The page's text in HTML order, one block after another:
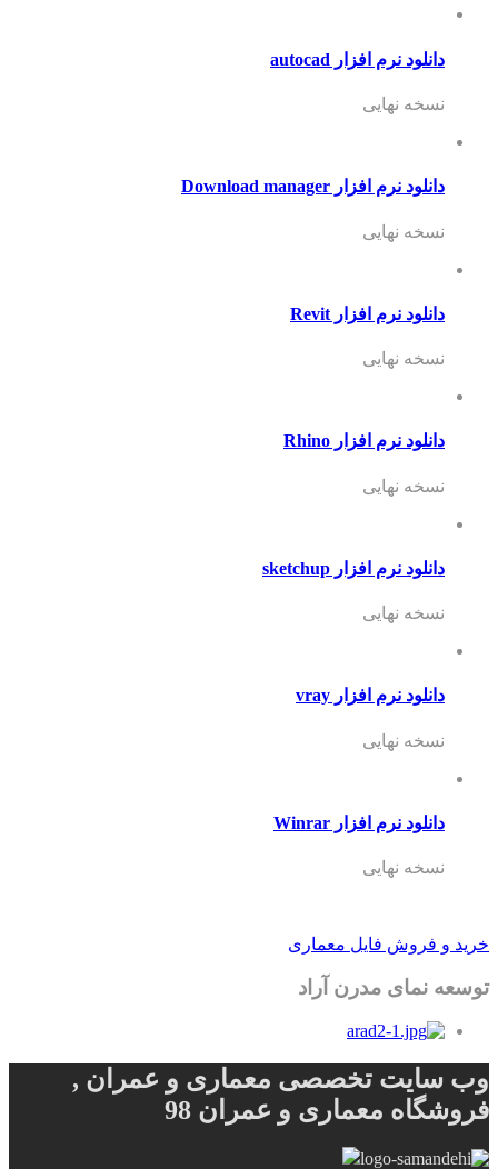
دانلود نرم افزار autocad
نسخه نهایی
دانلود نرم افزار Download manager
نسخه نهایی
دانلود نرم افزار Revit
نسخه نهایی
دانلود نرم افزار Rhino
نسخه نهایی
دانلود نرم افزار sketchup
نسخه نهایی
دانلود نرم افزار vray
نسخه نهایی
دانلود نرم افزار Winrar
نسخه نهایی
خرید و فروش فایل معماری
توسعه نمای مدرن آراد
وب سایت تخصصی معماری و عمران ,
فروشگاه معماری و عمران 98